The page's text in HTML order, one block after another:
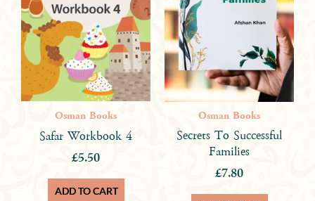
Osman Books
Safar Workbook 4
£5.50
ADD TO CART
Osman Books
Secrets To Successful
Families
£7.80